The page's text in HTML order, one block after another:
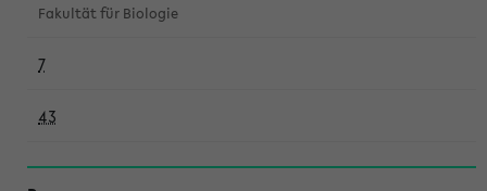
Fakultät für Biologie
7
43